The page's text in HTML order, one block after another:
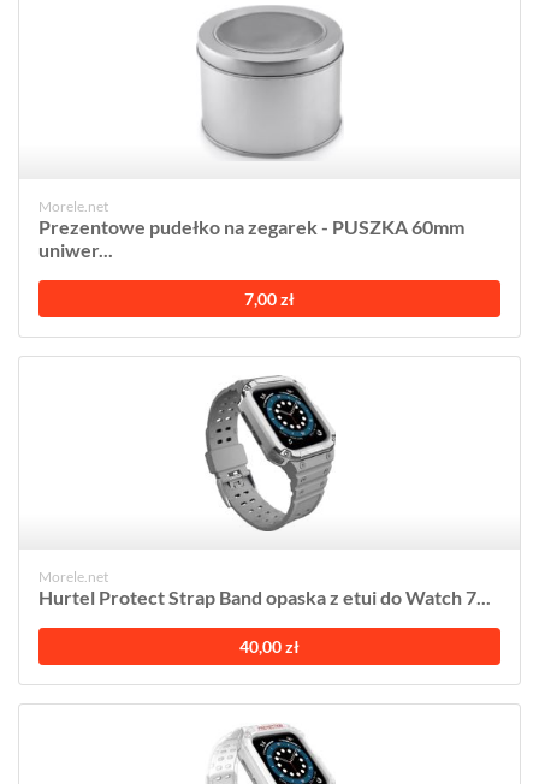
Morele.net
Prezentowe pudełko na zegarek - PUSZKA 60mm
uniwer...
7,00 zł
Morele.net
Hurtel Protect Strap Band opaska z etui do Watch 7...
40,00 zł